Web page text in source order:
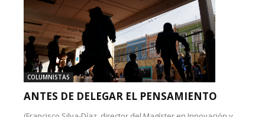
COLUMNISTAS
ANTES DE DELEGAR EL PENSAMIENTO